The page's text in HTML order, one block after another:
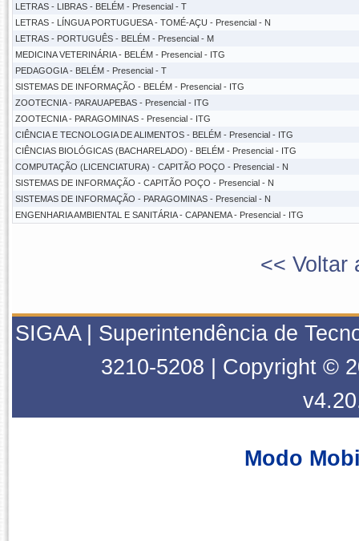
LETRAS - LIBRAS - BELÉM - Presencial - T
LETRAS - LÍNGUA PORTUGUESA - TOMÉ-AÇU - Presencial - N
LETRAS - PORTUGUÊS - BELÉM - Presencial - M
MEDICINA VETERINÁRIA - BELÉM - Presencial - ITG
PEDAGOGIA - BELÉM - Presencial - T
SISTEMAS DE INFORMAÇÃO - BELÉM - Presencial - ITG
ZOOTECNIA - PARAUAPEBAS - Presencial - ITG
ZOOTECNIA - PARAGOMINAS - Presencial - ITG
CIÊNCIA E TECNOLOGIA DE ALIMENTOS - BELÉM - Presencial - ITG
CIÊNCIAS BIOLÓGICAS (BACHARELADO) - BELÉM - Presencial - ITG
COMPUTAÇÃO (LICENCIATURA) - CAPITÃO POÇO - Presencial - N
SISTEMAS DE INFORMAÇÃO - CAPITÃO POÇO - Presencial - N
SISTEMAS DE INFORMAÇÃO - PARAGOMINAS - Presencial - N
ENGENHARIA AMBIENTAL E SANITÁRIA - CAPANEMA - Presencial - ITG
<< Voltar
SIGAA | Superintendência de
3210-5208 | Copyright ©
Modo